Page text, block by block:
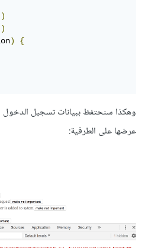
)
)
)
{
وهكذا سنحتفظ ببيانات تسجيل الدخول
عرضها على الطرفية: